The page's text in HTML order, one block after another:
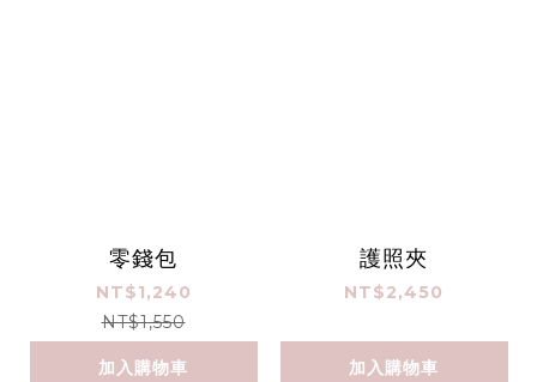
零錢包
NT$1,240
NT$1,550
加入購物車
護照夾
NT$2,450
加入購物車